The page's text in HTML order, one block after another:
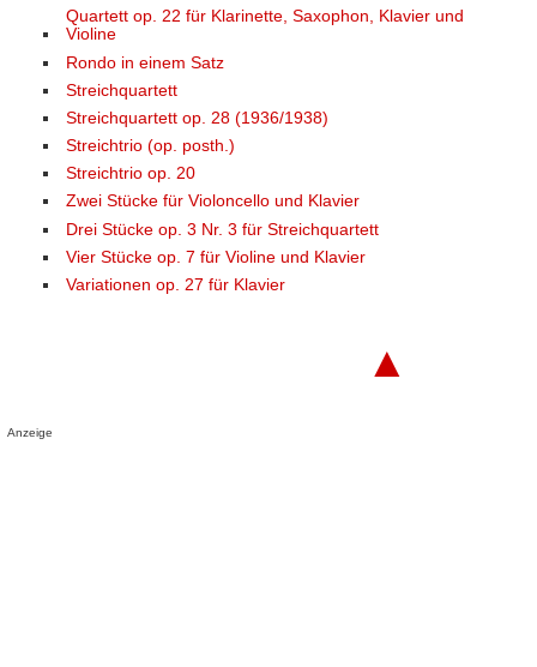
Quartett op. 22 für Klarinette, Saxophon, Klavier und
Violine
Rondo in einem Satz
Streichquartett
Streichquartett op. 28 (1936/1938)
Streichtrio (op. posth.)
Streichtrio op. 20
Zwei Stücke für Violoncello und Klavier
Drei Stücke op. 3 Nr. 3 für Streichquartett
Vier Stücke op. 7 für Violine und Klavier
Variationen op. 27 für Klavier
▲
Anzeige